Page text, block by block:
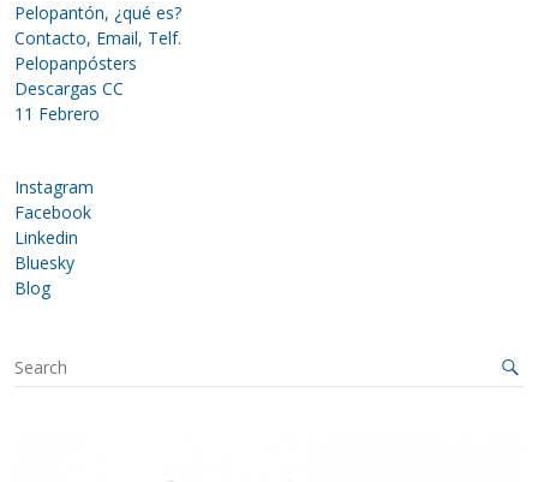
Pelopantón, ¿qué es?
Contacto, Email, Telf.
Pelopanpósters
Descargas CC
11 Febrero
Instagram
Facebook
Linkedin
Bluesky
Blog
S
e